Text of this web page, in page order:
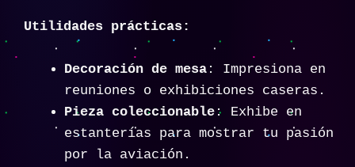
Utilidades prácticas:
Decoración de mesa : Impresiona en
reuniones o exhibiciones caseras.
Pieza coleccionable : Exhibe en
estanterías para mostrar tu pasión
por la aviación.